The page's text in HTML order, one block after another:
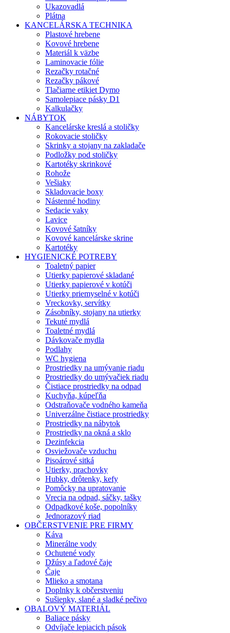
Ukazovadlá
Plátna
KANCELÁRSKA TECHNIKA
Plastové hrebene
Kovové hrebene
Materiál k väzbe
Laminovacie fólie
Rezačky rotačné
Rezačky pákové
Tlačiarne etikiet Dymo
Samolepiace pásky D1
Kalkulačky
NÁBYTOK
Kancelárske kreslá a stoličky
Rokovacie stoličky
Skrinky a stojany na zakladače
Podložky pod stoličky
Kartotéky skrinkové
Rohože
Vešiaky
Skladovacie boxy
Nástenné hodiny
Sedacie vaky
Lavice
Kovové šatníky
Kovové kancelárske skrine
Kartotéky
HYGIENICKÉ POTREBY
Toaletný papier
Utierky papierové skladané
Utierky papierové v kotúči
Utierky priemyselné v kotúči
Vreckovky, servítky
Zásobníky, stojany na utierky
Tekuté mydlá
Toaletné mydlá
Dávkovače mydla
Podlahy
WC hygiena
Prostriedky na umývanie riadu
Prostriedky do umývačiek riadu
Čistiace prostriedky na odpad
Kuchyňa, kúpeľňa
Odstraňovače vodného kameňa
Univerzálne čistiace prostriedky
Prostriedky na nábytok
Prostriedky na okná a sklo
Dezinfekcia
Osviežovače vzduchu
Pisoárové sitká
Utierky, prachovky
Hubky, drôtenky, kefy
Pomôcky na upratovanie
Vrecia na odpad, sáčky, tašky
Odpadkové koše, popolníky
Jednorazový riad
OBČERSTVENIE PRE FIRMY
Káva
Minerálne vody
Ochutené vody
Džúsy a ľadové čaje
Čaje
Mlieko a smotana
Doplnky k občerstveniu
Sušienky, slané a sladké pečivo
OBALOVÝ MATERIÁL
Baliace pásky
Odvíjače lepiacich pások